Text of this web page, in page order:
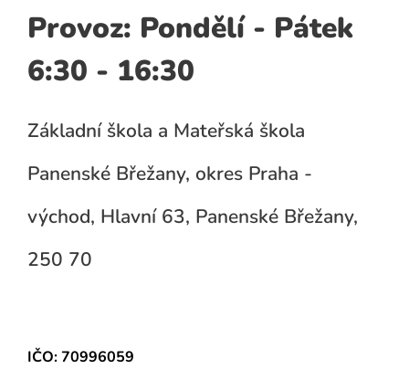
Provoz: Pondělí - Pátek
6:30 - 16:30
Základní škola a Mateřská škola
Panenské Břežany, okres Praha -
východ, Hlavní 63, Panenské Břežany,
250 70
IČO: 70996059